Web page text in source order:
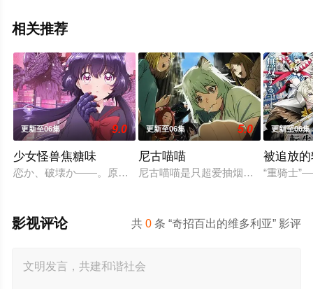
相关推荐
更新至06集 9.0
少女怪兽焦糖味
恋か、破壊か――。原因不明の病に悩まされている女子高生・
更新至06集 5.0
尼古喵喵
尼古喵喵是只超爱抽烟的废物兽人！
更新至06集
被追放
“重骑士
共0 条 “奇招百出的维多利亚” 影评
影视评论